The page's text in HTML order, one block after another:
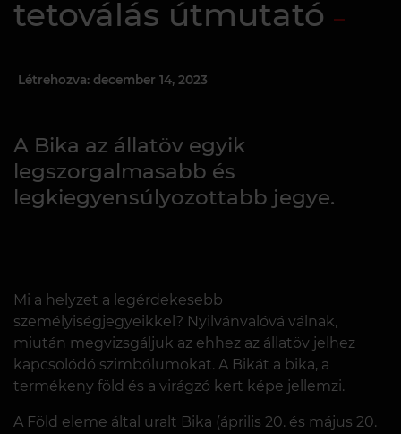
tetoválás útmutató
Létrehozva: december 14, 2023
A Bika az állatöv egyik
legszorgalmasabb és
legkiegyensúlyozottabb jegye.
Mi a helyzet a legérdekesebb
személyiségjegyeikkel? Nyilvánvalóvá válnak,
miután megvizsgáljuk az ehhez az állatöv jelhez
kapcsolódó szimbólumokat. A Bikát a bika, a
termékeny föld és a virágzó kert képe jellemzi.
A Föld eleme által uralt Bika (április 20. és május 20.